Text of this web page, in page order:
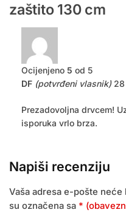
zaštito 130 cm
Ocijenjeno 5 od 5
DF (potvrđeni vlasnik)
Prezadovoljna drvcem!
isporuka vrlo brza.
Napiši recenziju
Vaša adresa e-pošte
su označena sa *